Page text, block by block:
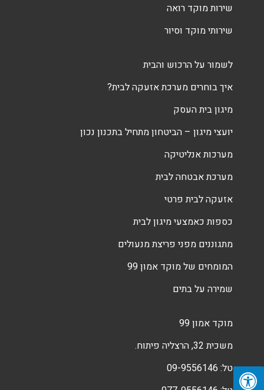
שירות מוקד רואה
שירותי מוקד וסיור
לשמור על הרכוש והבית
איך בוחרים מערכת אזעקה לבית?
מיגון בית העסק
יועצי מיגון – הביטחון מתחיל בתכנון נכון
מערכות אנליטיקה
מערכת אבטחה לבית
אזעקה לבית פרטי
כספות כאמצעי מיגון לבית
מתגוננים מפני פריצת מנעולים
המומחים של מוקד אמון 99
שמירה על בתים
מוקד אמון 99
משכית 32, הרצליה פיתוח.
טל: 09-9556146